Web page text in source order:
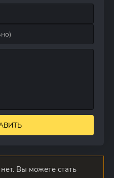
Вы можете стать